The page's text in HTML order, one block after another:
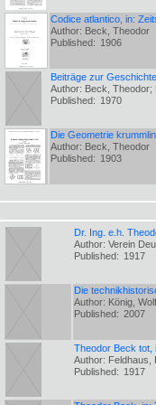
Codice atlantico, in:
Author: Beck, Theodor
Published: 1906
Beiträge zur
Author: Beck, Theodor;
Published: 1970
Die Geometrie
Author: Beck, Theodor
Published: 1903
Dr. Ing. e.h.
Author: Verein
Published: 1917
Die
Author: König,
Published: 2007
Theodor Beck tot,
Author: Feldhaus,
Published: 1917